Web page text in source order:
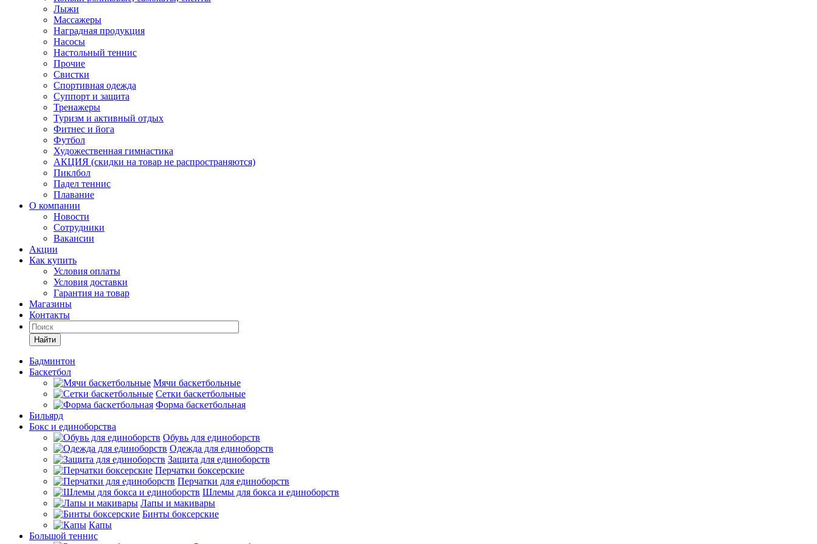
Лыжи
Массажеры
Наградная продукция
Насосы
Настольный теннис
Прочие
Свистки
Спортивная одежда
Суппорт и защита
Тренажеры
Туризм и активный отдых
Фитнес и йога
Футбол
Художественная гимнастика
АКЦИЯ (скидки на товар не распространяются)
Пиклбол
Падел теннис
Плавание
О компании
Новости
Сотрудники
Вакансии
Акции
Как купить
Условия оплаты
Условия доставки
Гарантия на товар
Магазины
Контакты
Найти
Бадминтон
Баскетбол
Мячи баскетбольные
Сетки баскетбольные
Форма баскетбольная
Бильярд
Бокс и единоборства
Обувь для единоборств
Одежда для единоборств
Защита для единоборств
Перчатки боксерские
Перчатки для единоборств
Шлемы для бокса и единоборств
Лапы и макивары
Бинты боксерские
Капы
Большой теннис